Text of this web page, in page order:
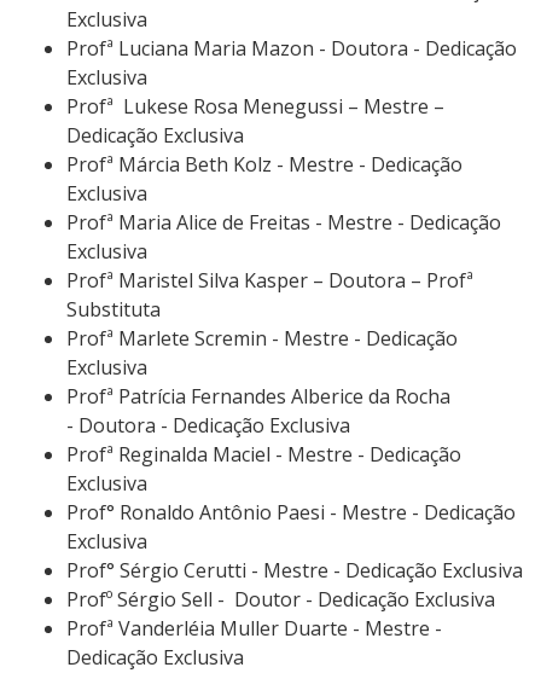
Exclusiva
Profª Luciana Maria Mazon - Doutora - Dedicação
Exclusiva
Profª Lukese Rosa Menegussi – Mestre –
Dedicação Exclusiva
Profª Márcia Beth Kolz - Mestre - Dedicação
Exclusiva
Profª Maria Alice de Freitas - Mestre - Dedicação
Exclusiva
Profª Maristel Silva Kasper – Doutora – Profª
Substituta
Profª Marlete Scremin - Mestre - Dedicação
Exclusiva
Profª Patrícia Fernandes Alberice da Rocha
- Doutora - Dedicação Exclusiva
Profª Reginalda Maciel - Mestre - Dedicação
Exclusiva
Prof° Ronaldo Antônio Paesi - Mestre - Dedicação
Exclusiva
Prof° Sérgio Cerutti - Mestre - Dedicação Exclusiva
Profº Sérgio Sell - Doutor - Dedicação Exclusiva
Profª Vanderléia Muller Duarte - Mestre -
Dedicação Exclusiva